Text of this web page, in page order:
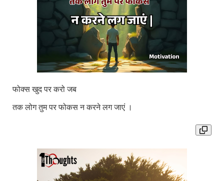
फोक्स खुद पर करो जब
तक लोग तुम पर फोकस न करने लग जाएं ।